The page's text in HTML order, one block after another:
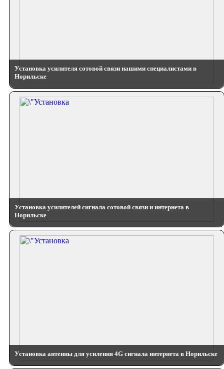
Установка усилителя сотовой связи нашими специалистами в
Норильске
Установка усилителей сигнала сотовой связи и интернета в
Норильске
Установка антенны для усиления 4G сигнала интернета в Норильске